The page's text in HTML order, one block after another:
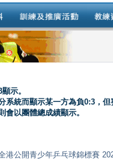
示。
系統而顯示某一方為負0:3，
以團體總成績顯示。
港公開青少年乒乓球錦標賽